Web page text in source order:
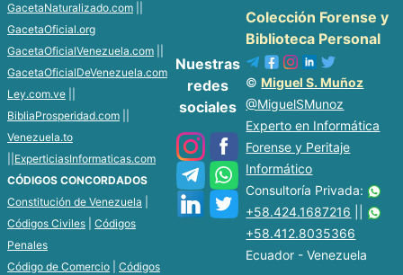
GacetaNaturalizado.com
GacetaOficial.org
GacetaOficialVenezuela.com
GacetaOficialDeVenezuela.com
Ley.com.ve
BibliaProsperidad.com
Venezuela.to
ExperticiasInformaticas.com
CÓDIGOS CONCORDADOS
Constitución de Venezuela
Códigos Civiles
Códigos
Penales
Código de Comercio
Códigos
Nuestras
redes
sociales
Colección Forense y
Biblioteca Personal
©Miguel S. Muñoz
@MiguelSMunoz
Experto en Informática
Forense y Peritaje
Informático
Consultoría Privada:
+58.424.1687216
+58.412.8035366
Ecuador - Venezuela